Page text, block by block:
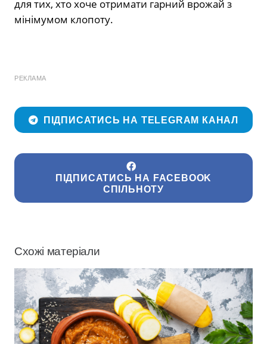
для тих, хто хоче отримати гарний врожай з
мінімумом клопоту.
РЕКЛАМА
ПІДПИСАТИСЬ НА TELEGRAM КАНАЛ
ПІДПИСАТИСЬ НА FACEBOOK
СПІЛЬНОТУ
Схожі матеріали